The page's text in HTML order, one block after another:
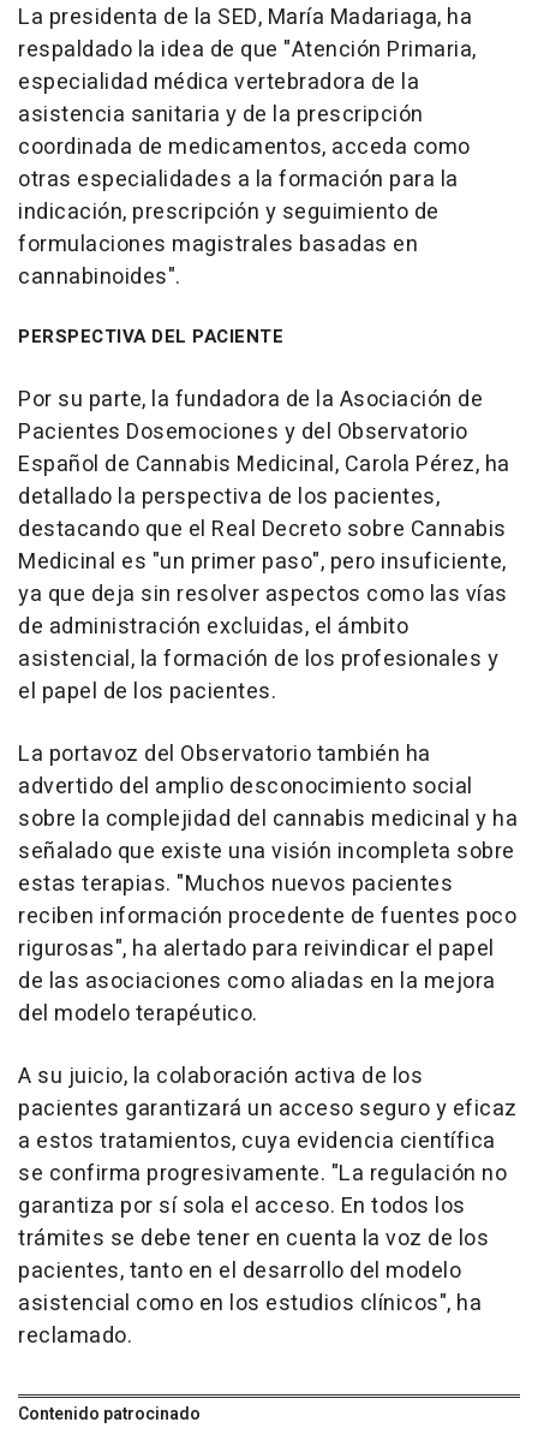
La presidenta de la SED, María Madariaga, ha
respaldado la idea de que "Atención Primaria,
especialidad médica vertebradora de la
asistencia sanitaria y de la prescripción
coordinada de medicamentos, acceda como
otras especialidades a la formación para la
indicación, prescripción y seguimiento de
formulaciones magistrales basadas en
cannabinoides".
PERSPECTIVA DEL PACIENTE
Por su parte, la fundadora de la Asociación de
Pacientes Dosemociones y del Observatorio
Español de Cannabis Medicinal, Carola Pérez, ha
detallado la perspectiva de los pacientes,
destacando que el Real Decreto sobre Cannabis
Medicinal es "un primer paso", pero insuficiente,
ya que deja sin resolver aspectos como las vías
de administración excluidas, el ámbito
asistencial, la formación de los profesionales y
el papel de los pacientes.
La portavoz del Observatorio también ha
advertido del amplio desconocimiento social
sobre la complejidad del cannabis medicinal y ha
señalado que existe una visión incompleta sobre
estas terapias. "Muchos nuevos pacientes
reciben información procedente de fuentes poco
rigurosas", ha alertado para reivindicar el papel
de las asociaciones como aliadas en la mejora
del modelo terapéutico.
A su juicio, la colaboración activa de los
pacientes garantizará un acceso seguro y eficaz
a estos tratamientos, cuya evidencia científica
se confirma progresivamente. "La regulación no
garantiza por sí sola el acceso. En todos los
trámites se debe tener en cuenta la voz de los
pacientes, tanto en el desarrollo del modelo
asistencial como en los estudios clínicos", ha
reclamado.
Contenido patrocinado